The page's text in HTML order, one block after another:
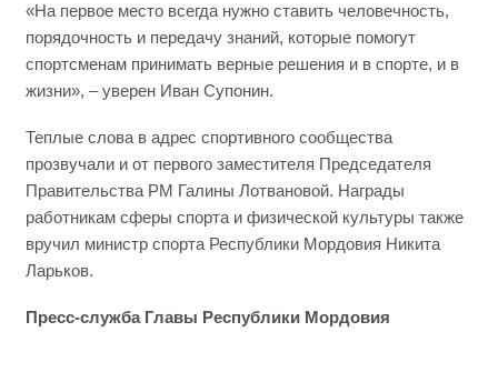
«На первое место всегда нужно ставить человечность,
порядочность и передачу знаний, которые помогут
спортсменам принимать верные решения и в спорте, и в
жизни», – уверен Иван Супонин.
Теплые слова в адрес спортивного сообщества
прозвучали и от первого заместителя Председателя
Правительства РМ Галины Лотвановой. Награды
работникам сферы спорта и физической культуры также
вручил министр спорта Республики Мордовия Никита
Ларьков.
Пресс-служба Главы Республики Мордовия